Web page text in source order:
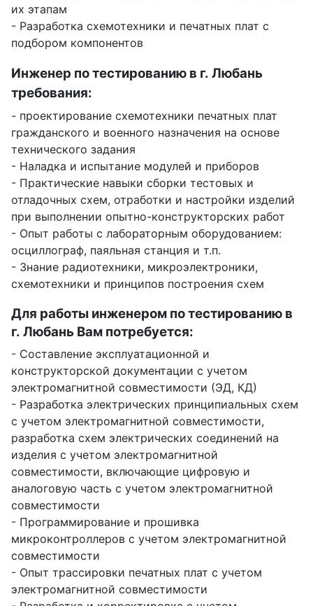
их этапам
- Разработка схемотехники и печатных плат с
подбором компонентов
Инженер по тестированию в г. Любань
требования:
- проектирование схемотехники печатных плат
гражданского и военного назначения на основе
технического задания
- Наладка и испытание модулей и приборов
- Практические навыки сборки тестовых и
отладочных схем, отработки и настройки изделий
при выполнении опытно-конструкторских работ
- Опыт работы с лабораторным оборудованием:
осциллограф, паяльная станция и т.п.
- Знание радиотехники, микроэлектроники,
схемотехники и принципов построения схем
Для работы инженером по тестированию в
г. Любань Вам потребуется:
- Составление эксплуатационной и
конструкторской документации с учетом
электромагнитной совместимости (ЭД, КД)
- Разработка электрических принципиальных схем
с учетом электромагнитной совместимости,
разработка схем электрических соединений на
изделия с учетом электромагнитной
совместимости, включающие цифровую и
аналоговую часть с учетом электромагнитной
совместимости
- Программирование и прошивка
микроконтроллеров с учетом электромагнитной
совместимости
- Опыт трассировки печатных плат с учетом
электромагнитной совместимости